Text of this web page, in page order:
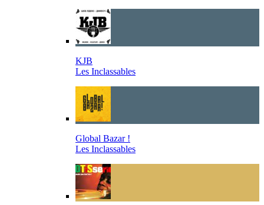
KJB
Les Inclassables
Global Bazar !
Les Inclassables